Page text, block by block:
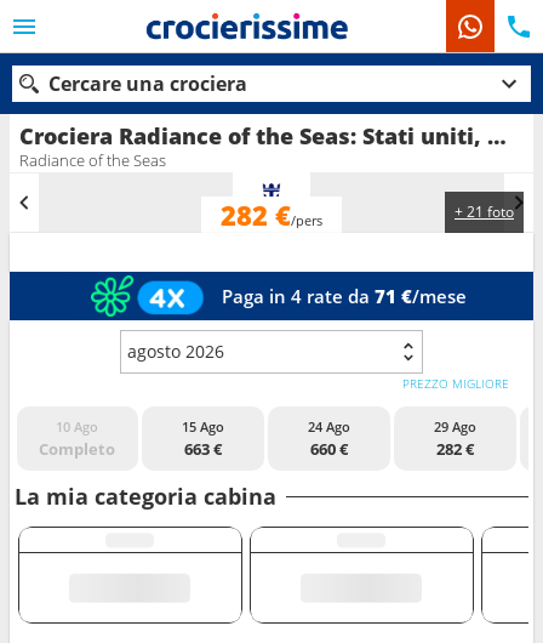
Crociera Radiance of the Seas: Stati uniti, Messico in partenza da Tampa
Radiance of the Seas
+ 21 foto
282 €/pers
Paga in 4 rate da 71 €/mese
agosto 2026
10 Ago
Completo
15 Ago
663 €
24 Ago
660 €
PREZZO MIGLIORE
29 Ago
282 €
La mia categoria cabina
Cercare una crociera
Le nostre destinazioni
Mesi di partenza
Porti Compagnie